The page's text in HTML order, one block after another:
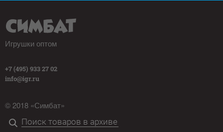
Игрушки оптом
+7 (495) 933 27 02
info@igr.ru
© 2018 «Симбат»